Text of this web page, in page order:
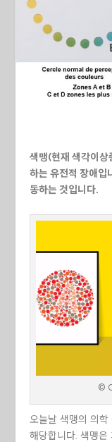
색맹(현재 색각이상
하는 유전적 장애입
동하는 것입니다.
©
오늘날 색맹의 의학
해당합니다. 색맹은